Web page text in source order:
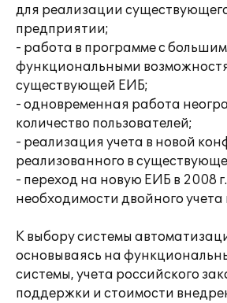
для реализации
предприятии;
- работа в программе с
функциональными
существующей ЕИБ;
- одновременная работа
количество пользователей;
- реализация учета в новой
реализованного в
- переход на новую ЕИБ в 2008
необходимости двойного учета
К выбору системы
основываясь на
системы, учета российского
поддержки и стоимости